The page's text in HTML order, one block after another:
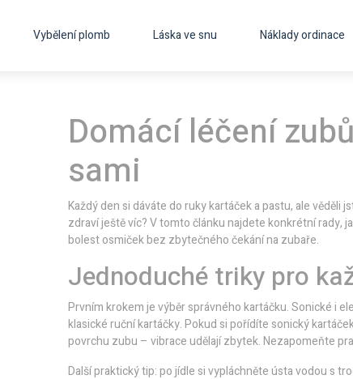
Vybělení plomb Láska ve snu Náklady ordinace
Domácí léčení
sami
Každý den si dáváte do ruky kartáček a pastu, ale
zdraví ještě víc? V tomto článku najdete konkrétní
bolest osmiček bez zbytečného čekání na zubaře.
Jednoduché triky pro
Prvním krokem je výběr správného kartáčku. Sonické i
klasické ruční kartáčky. Pokud si pořídíte sonický
povrchu zubu – vibrace udělají zbytek. Nezapomeňte
Další praktický tip: po jídle si vypláchněte ústa vodou s